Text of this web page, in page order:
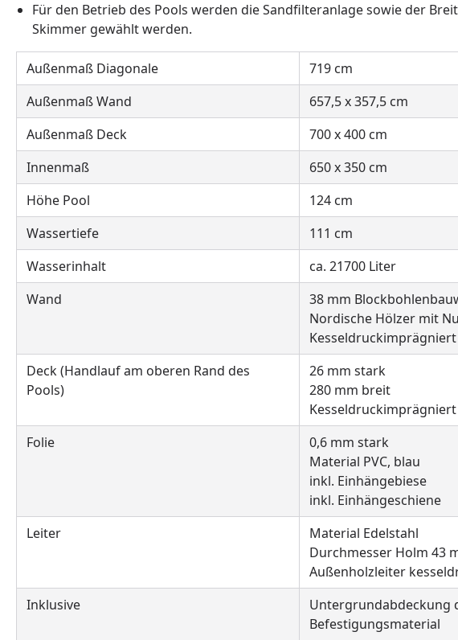
Für den Betrieb des Pools werden die Sandfilteranlage sowie der
Skimmer gewählt werden.
Außenmaß Diagonale
719 cm
Außenmaß Wand
657,5 x 357,5 cm
Außenmaß Deck
700 x 400 cm
Innenmaß
650 x 350 cm
Höhe Pool
124 cm
Wassertiefe
111 cm
Wasserinhalt
ca. 21700 Liter
Wand
38 mm
Nordische Hölzer mit
Kesseldruckimprägniert
Deck (Handlauf am oberen Rand des
Pools)
26 mm stark
280 mm breit
Kesseldruckimprägniert
Folie
0,6 mm stark
Material PVC, blau
inkl. Einhängebiese
inkl. Einhängeschiene
Leiter
Material Edelstahl
Durchmesser Holm 43
Außenholzleiter
Inklusive
Untergrundabdeckung
Befestigungsmaterial